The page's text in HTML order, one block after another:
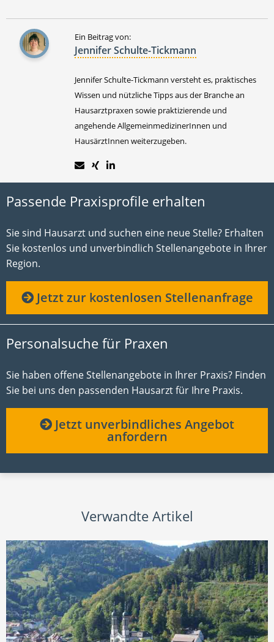
Ein Beitrag von:
Jennifer Schulte-Tickmann
Jennifer Schulte-Tickmann versteht es, praktisches
Wissen und nützliche Tipps aus der Branche an
Hausarztpraxen sowie praktizierende und
angehende AllgemeinmedizinerInnen und
HausärztInnen weiterzugeben.
Passende Praxisprofile erhalten
Sie sind Hausarzt und suchen eine neue Stelle? Erhalten
Sie kostenlos und unverbindlich Stellenangebote in Ihrer
Region.
Jetzt zur kostenlosen Stellenanfrage
Personalsuche für Praxen
Sie haben offene Stellenangebote in Ihrer Praxis? Finden
Sie bei uns den passenden Hausarzt für Ihre Praxis.
Jetzt unverbindliches Angebot
anfordern
Verwandte Artikel